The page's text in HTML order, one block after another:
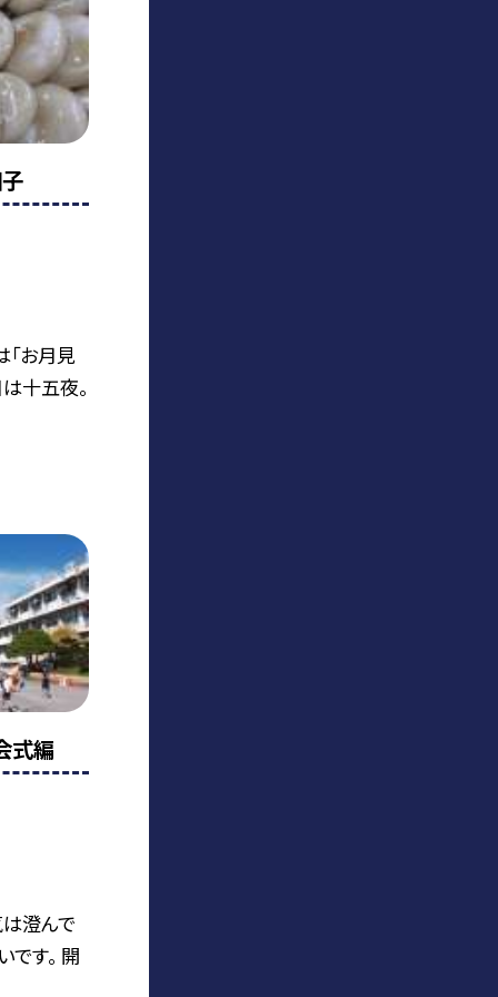
お月見
十五夜。
式編
は澄んで
です。 開